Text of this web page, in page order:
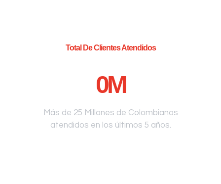
Total De Clientes Atendidos
0M
Más de 25 Millones de Colombianos
atendidos en los últimos 5 años.